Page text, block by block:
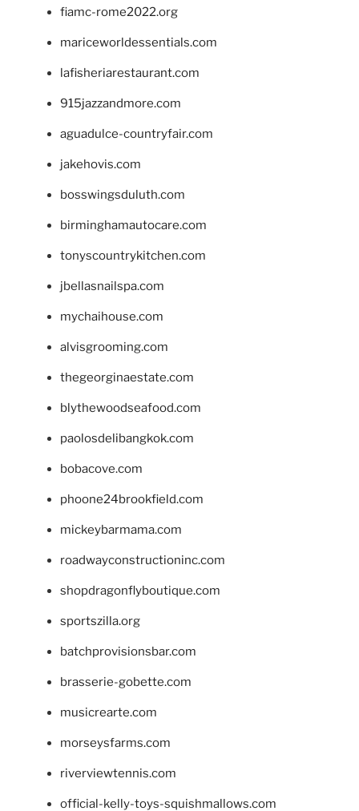
fiamc-rome2022.org
mariceworldessentials.com
lafisheriarestaurant.com
915jazzandmore.com
aguadulce-countryfair.com
jakehovis.com
bosswingsduluth.com
birminghamautocare.com
tonyscountrykitchen.com
jbellasnailspa.com
mychaihouse.com
alvisgrooming.com
thegeorginaestate.com
blythewoodseafood.com
paolosdelibangkok.com
bobacove.com
phoone24brookfield.com
mickeybarmama.com
roadwayconstructioninc.com
shopdragonflyboutique.com
sportszilla.org
batchprovisionsbar.com
brasserie-gobette.com
musicrearte.com
morseysfarms.com
riverviewtennis.com
official-kelly-toys-squishmallows.com